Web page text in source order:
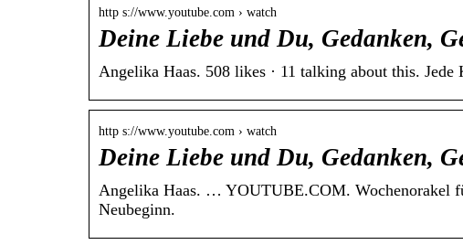
http s://www.youtube.com › watch
Deine Liebe und Du, Gedanken,
Angelika Haas. 508 likes · 11 talking about this.
http s://www.youtube.com › watch
Deine Liebe und Du, Gedanken,
Angelika Haas. … YOUTUBE.COM. Wochenorakel
Neubeginn.